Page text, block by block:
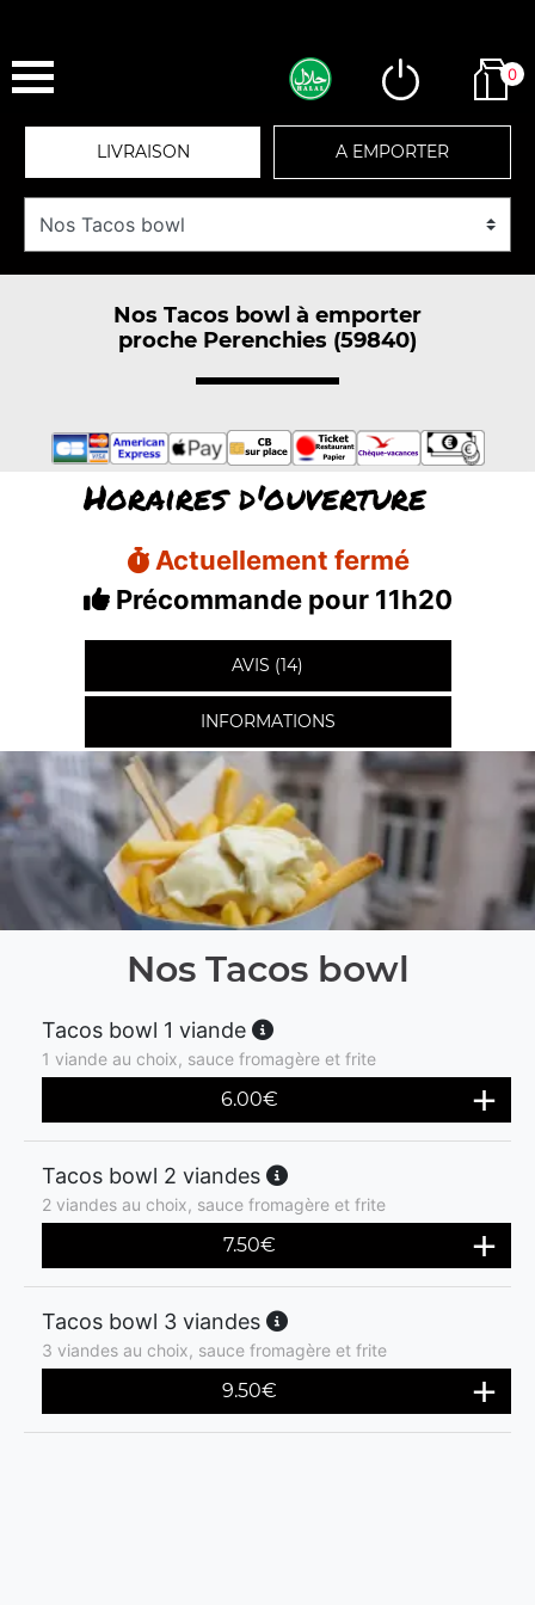
0
LIVRAISON A EMPORTER
Nos Tacos bowl à emporter
proche Perenchies (59840)
Horaires d'ouverture
Actuellement fermé
Précommande pour 11h20
AVIS (14)
INFORMATIONS
Nos Tacos bowl
Tacos bowl 1 viande
1 viande au choix, sauce fromagère et frite
6.00€
Tacos bowl 2 viandes
2 viandes au choix, sauce fromagère et frite
7.50€
Tacos bowl 3 viandes
3 viandes au choix, sauce fromagère et frite
9.50€